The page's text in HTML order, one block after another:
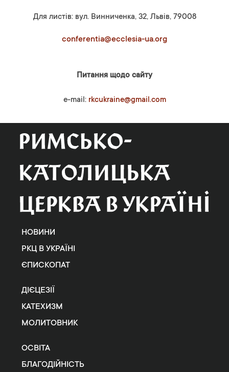
Для листів: вул. Винниченка, 32, Львів, 79008
conferentia@ecclesia-ua.org
Питання щодо сайту
e-mail: rkcukraine@gmail.com
НОВИНИ
РКЦ В УКРАЇНІ
ЄПИСКОПАТ
ДІЄЦЕЗІЇ
КАТЕХИЗМ
МОЛИТОВНИК
ОСВІТА
БЛАГОДІЙНІСТЬ